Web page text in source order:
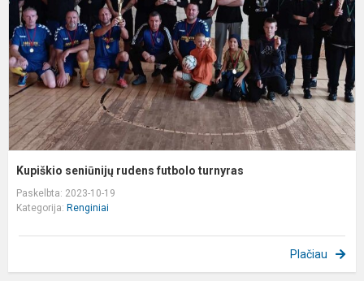
Kupiškio seniūnijų rudens futbolo turnyras
Paskelbta: 2023-10-19
Kategorija: Renginiai
Plačiau